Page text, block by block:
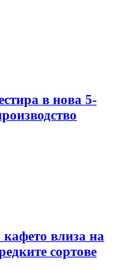
в нова 5-
влиза на
сортове